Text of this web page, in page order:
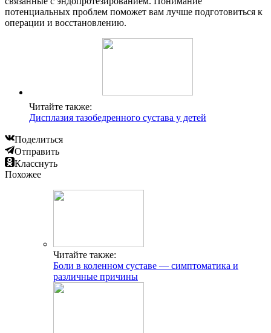
потенциальных проблем поможет вам лучше подготовиться к
операции и восстановлению.
Читайте также:
Дисплазия тазобедренного сустава у детей
Поделиться
Отправить
Класснуть
Похожее
Читайте также:
Боли в коленном суставе — симптоматика и
различные причины